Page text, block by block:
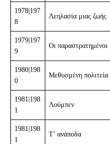
1978|197
8
Λεηλασία μιας ζωής
1979|197
9
Οι παραστρατημένοι
1980|198
0
Μεθυσμένη πολιτεία
1981|198
1
Λούμπεν
1981|198
1
Τ’ ανάποδα